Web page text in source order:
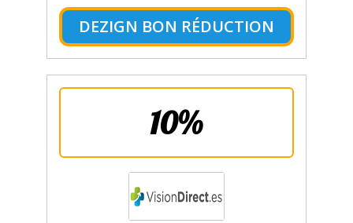
DEZIGN BON RÉDUCTION
10%